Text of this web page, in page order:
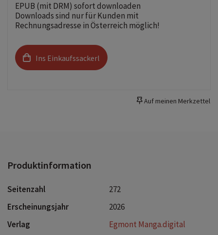
EPUB (mit DRM) sofort downloaden
Downloads sind nur für Kunden mit
Rechnungsadresse in Österreich möglich!
Ins Einkaufssackerl
Auf meinen Merkzettel
Produktinformation
Seitenzahl
272
Erscheinungsjahr
2026
Verlag
Egmont Manga.digital